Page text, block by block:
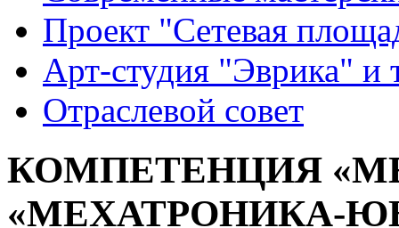
Проект "Сетевая
Арт-студия "Эврика" и
Отраслевой совет
КОМПЕТЕНЦИЯ
«МЕХАТРОНИКА-